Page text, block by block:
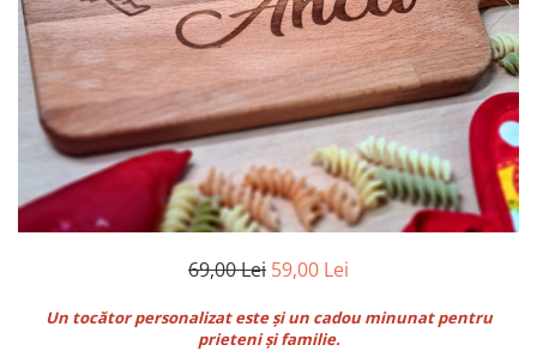
Tablou Aluminiu
Tablouri auto
Calendare Personalizate
Ceas Personalizat
69,00 Lei 59,00 Lei
Un tocător personalizat este și un cadou minunat pentru
prieteni și familie.